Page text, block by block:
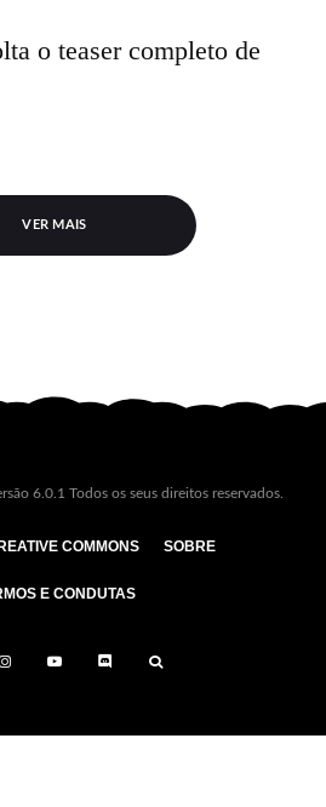
o teaser completo de
VER MAIS
6.0.1 Todos os seus direitos reservados.
COMMONS SOBRE
E CONDUTAS